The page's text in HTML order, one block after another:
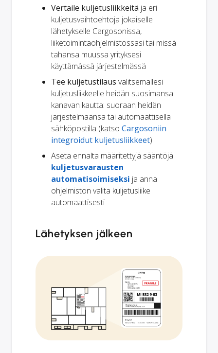
Vertaile kuljetusliikkeitä ja eri
kuljetusvaihtoehtoja jokaiselle
lähetykselle Cargosonissa,
liiketoimintaohjelmistossasi tai missä
tahansa muussa yrityksesi
käyttämässä järjestelmässä
Tee kuljetustilaus valitsemallesi
kuljetusliikkeelle heidän suosimansa
kanavan kautta: suoraan heidän
järjestelmäänsä tai automaattisella
sähköpostilla (katso Cargosoniin
integroidut kuljetusliikkeet)
Aseta ennalta määritettyjä sääntöjä
kuljetusvarausten
automatisoimiseksi ja anna
ohjelmiston valita kuljetusliike
automaattisesti
Lähetyksen jälkeen